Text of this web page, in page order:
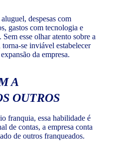
despesas com
gastos com tecnologia e
esse olhar atento sobre a
se inviável estabelecer
da empresa.
A
OUTROS
franquia, essa habilidade é
de contas, a empresa conta
de outros franqueados.